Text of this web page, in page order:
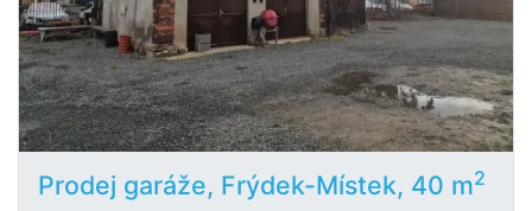
Prodej garáže, Frýdek-Místek, 40 m2